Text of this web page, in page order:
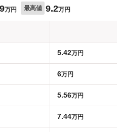
万円 最高値 9.2万円
5.42万円
6万円
5.56万円
7.44万円